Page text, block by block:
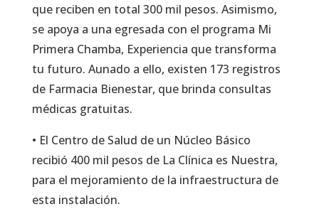
que reciben en total 300 mil pesos. Asimismo,
se apoya a una egresada con el programa Mi
Primera Chamba, Experiencia que transforma
tu futuro. Aunado a ello, existen 173 registros
de Farmacia Bienestar, que brinda consultas
médicas gratuitas.
• El Centro de Salud de un Núcleo Básico
recibió 400 mil pesos de La Clínica es Nuestra,
para el mejoramiento de la infraestructura de
esta instalación.